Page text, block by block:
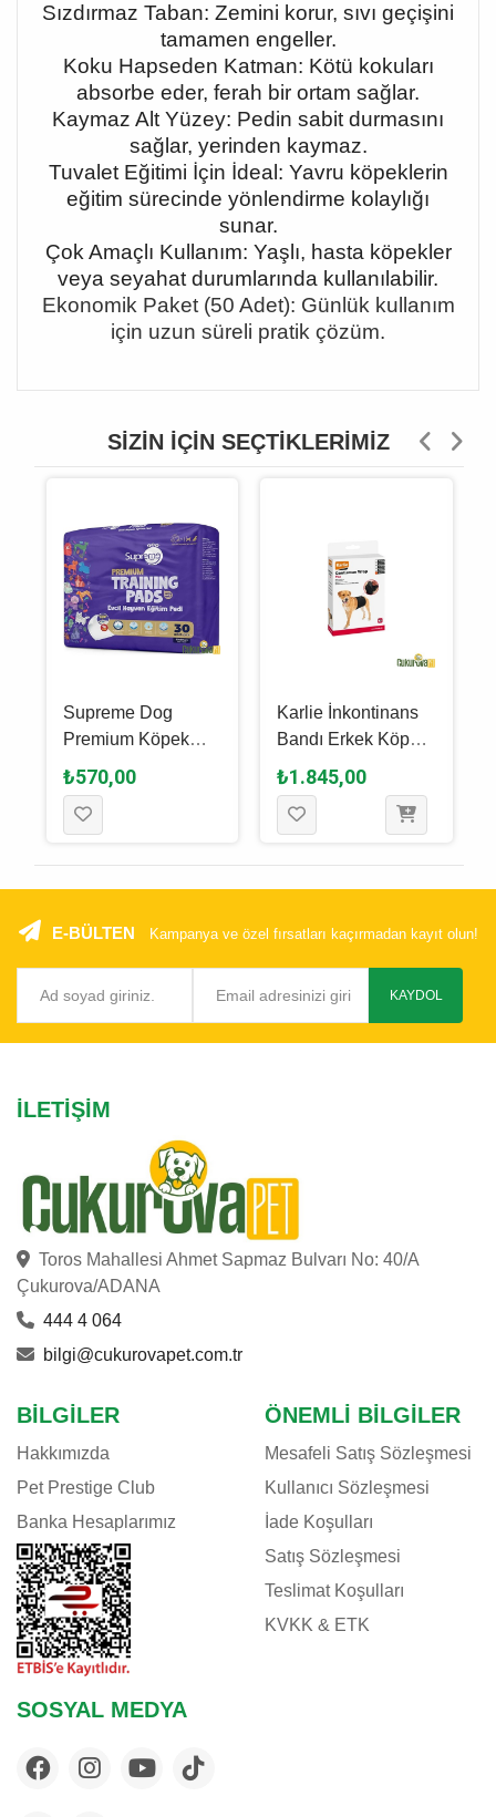
Sızdırmaz Taban: Zemini korur, sıvı geçişini
tamamen engeller.
Koku Hapseden Katman: Kötü kokuları
absorbe eder, ferah bir ortam sağlar.
Kaymaz Alt Yüzey: Pedin sabit durmasını
sağlar, yerinden kaymaz.
Tuvalet Eğitimi İçin İdeal: Yavru köpeklerin
eğitim sürecinde yönlendirme kolaylığı
sunar.
Çok Amaçlı Kullanım: Yaşlı, hasta köpekler
veya seyahat durumlarında kullanılabilir.
Ekonomik Paket (50 Adet): Günlük kullanım
için uzun süreli pratik çözüm.
SIZIN İÇIN SEÇTIKLERIMIZ
Supreme Dog
Premium Köpek
Eğitim Pedi 60 x 90
Cm / 30 Adet
₺570,00
Karlie İnkontinans
Bandı Erkek Köpek
Alt Bezi 90 x 30 Cm
₺1.845,00
E-BÜLTEN Kampanya ve özel fırsatları kaçırmadan kayıt olun!
KAYDOL
İLETIŞIM
Toros Mahallesi Ahmet Sapmaz Bulvarı No: 40/A
Çukurova/ADANA
444 4 064
bilgi@cukurovapet.com.tr
BILGILER
Hakkımızda
Pet Prestige Club
Banka Hesaplarımız
ÖNEMLI BILGILER
Mesafeli Satış Sözleşmesi
Kullanıcı Sözleşmesi
İade Koşulları
Satış Sözleşmesi
Teslimat Koşulları
KVKK & ETK
SOSYAL MEDYA